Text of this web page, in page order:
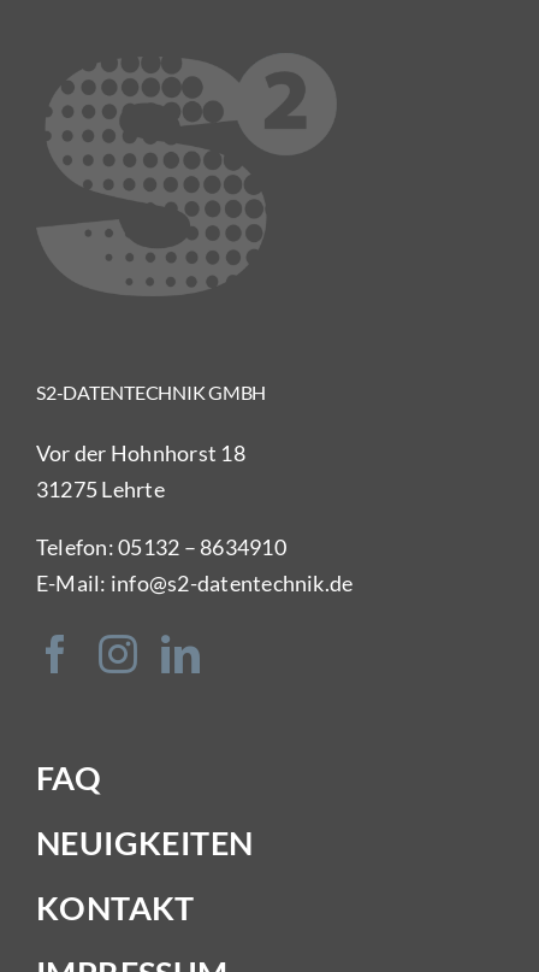
S2-DATENTECHNIK GMBH
Vor der Hohnhorst 18
31275 Lehrte
Telefon:05132 – 8634910
E-Mail: info@s2-datentechnik.de
FAQ
NEUIGKEITEN
KONTAKT